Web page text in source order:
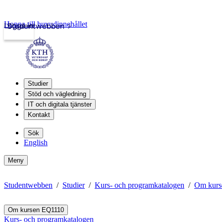
Studentwebben
Logga in
Hoppa till huvudinnehållet
Studier
Stöd och vägledning
IT och digitala tjänster
Kontakt
Sök
English
Meny
Studentwebben Studier Kurs- och programkatalogen Om
Om kursen EQ1110
Kurs- och programkatalogen